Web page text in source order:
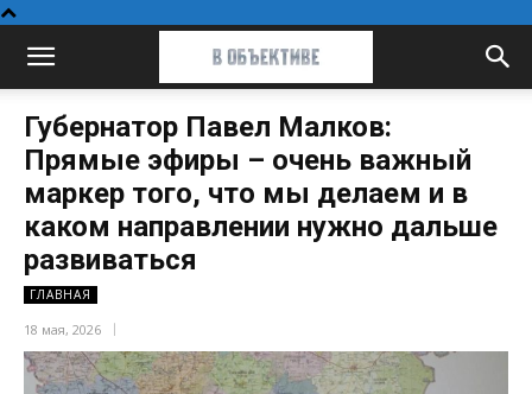
Губернатор Павел Малков:
Прямые эфиры – очень важный
маркер того, что мы делаем и в
каком направлении нужно дальше
развиваться
ГЛАВНАЯ
18 мая, 2026